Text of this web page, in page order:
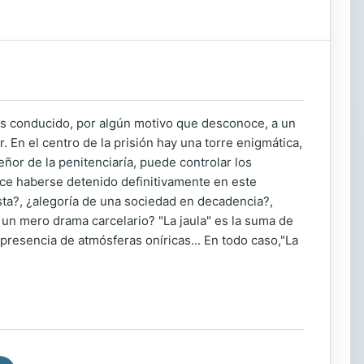
conducido, por algún motivo que desconoce, a un
En el centro de la prisión hay una torre enigmática,
de la penitenciaría, puede controlar los
haberse detenido definitivamente en este
¿alegoría de una sociedad en decadencia?,
mero drama carcelario? "La jaula" es la suma de
de atmósferas oníricas... En todo caso,"La